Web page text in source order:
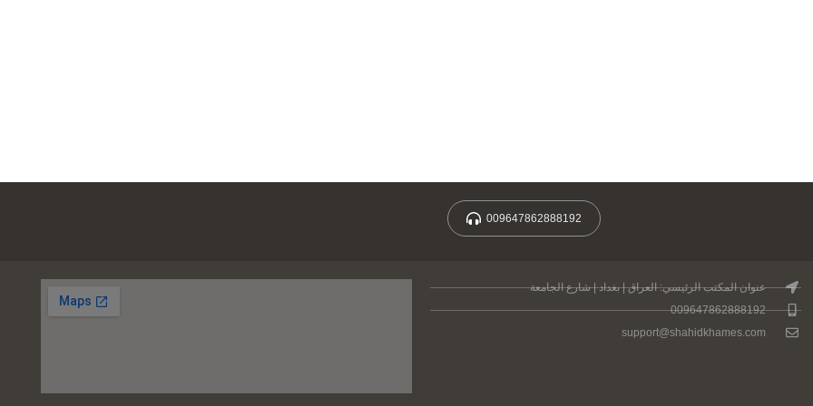
009647862888192
عنوان المكتب الرئيسي: العراق | بغداد | شارع الجامعة
009647862888192
support@shahidkhames.com